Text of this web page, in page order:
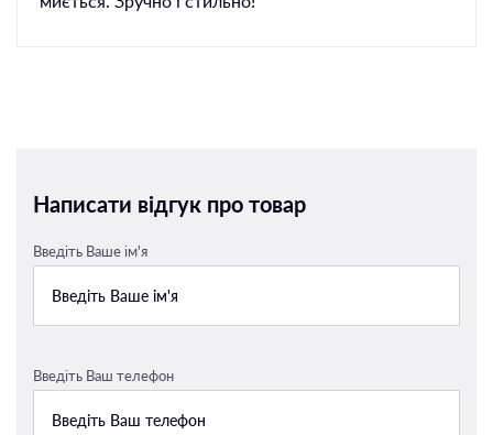
Написати відгук про товар
Введіть Ваше ім'я
Введіть Ваш телефон